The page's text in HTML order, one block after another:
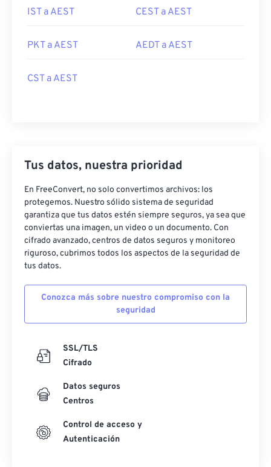
IST a AEST CEST a AEST
PKT a AEST AEDT a AEST
CST a AEST
Tus datos, nuestra prioridad
En FreeConvert, no solo convertimos archivos: los
protegemos. Nuestro sólido sistema de seguridad
garantiza que tus datos estén siempre seguros, ya sea que
conviertas una imagen, un video o un documento. Con
cifrado avanzado, centros de datos seguros y monitoreo
riguroso, cubrimos todos los aspectos de la seguridad de
tus datos.
Conozca más sobre nuestro compromiso con la
seguridad
SSL/TLS
Cifrado
Datos seguros
Centros
Control de acceso y
Autenticación